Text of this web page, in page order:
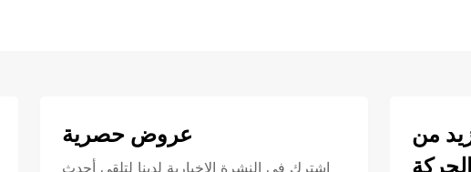
عروض حصرية
اشترك في النشرة الإخبارية لدينا لتلقي أحدث
من